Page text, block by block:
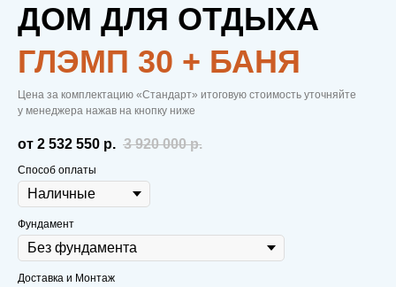
ДОМ ДЛЯ ОТДЫХА
ГЛЭМП 30 + БАНЯ
Цена за комплектацию «Стандарт» итоговую стоимость уточняйте
у менеджера нажав на кнопку ниже
от 2 532 550 р. 3 920 000 р.
Способ оплаты
Фундамент
Доставка и Монтаж